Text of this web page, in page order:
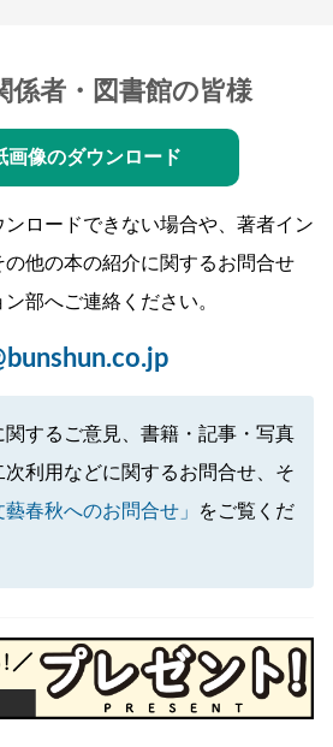
係者・図書館の皆様
画像のダウンロード
ロードできない場合や、著者イン
の他の本の紹介に関するお問合せ
部へご連絡ください。
するご意見、書籍・記事・写真
利用などに関するお問合せ、そ
藝春秋へのお問合せ」
をご覧くだ